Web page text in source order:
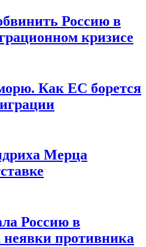
Россию в
кризисе
Как ЕС борется
Мерца
Россию в
неявки противника